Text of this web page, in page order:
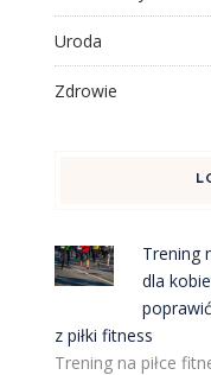
Uroda
Zdrowie
Trening
dla
z piłki fitness
Trening na piłce